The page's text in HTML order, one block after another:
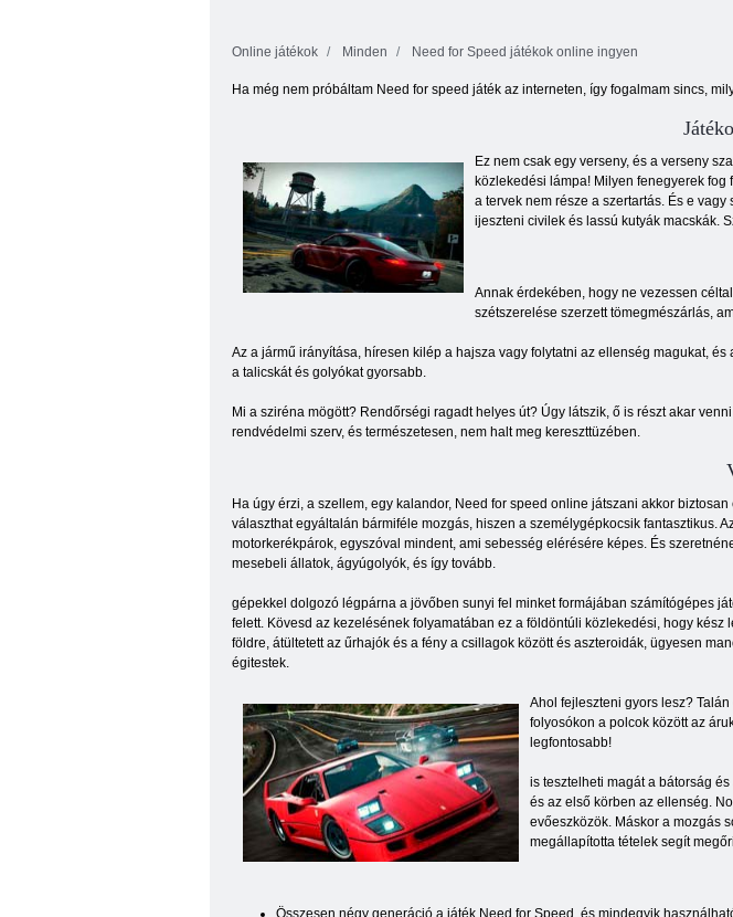
Online játékok Minden Need for Speed ​​játékok online ingyen
Ha még nem próbáltam Need for speed játék az interneten, így fogalmam sincs,
Ez nem csak egy verseny, és a verseny
közlekedési lámpa! Milyen fenegyerek
a tervek nem része a szertartás. És e
ijeszteni civilek és lassú kutyák macskák.
Annak érdekében, hogy ne vezessen
szétszerelése szerzett tömegmészárlás,
Az a jármű irányítása, híresen kilép a hajsza vagy folytatni az ellenség magukat,
a talicskát és golyókat gyorsabb.
Mi a sziréna mögött? Rendőrségi ragadt helyes út? Úgy látszik, ő is részt akar
rendvédelmi szerv, és természetesen, nem halt meg kereszttüzében.
Ha úgy érzi, a szellem, egy kalandor, Need for speed online játszani akkor
választhat egyáltalán bármiféle mozgás, hiszen a személygépkocsik fantasztikus.
motorkerékpárok, egyszóval mindent, ami sebesség elérésére képes. És
mesebeli állatok, ágyúgolyók, és így tovább.
gépekkel dolgozó légpárna a jövőben sunyi fel minket formájában számítógépes
felett. Kövesd az kezelésének folyamatában ez a földöntúli közlekedési, hogy
földre, átültetett az űrhajók és a fény a csillagok között és aszteroidák, ügyesen
égitestek.
Ahol fejleszteni gyors lesz?
folyosókon a polcok között az
legfontosabb!
is tesztelheti magát a bátorság
és az első körben az ellenség.
evőeszközök. Máskor a mozgás
megállapította tételek segít
Összesen négy generáció a játék Need for Speed, és mindegyik